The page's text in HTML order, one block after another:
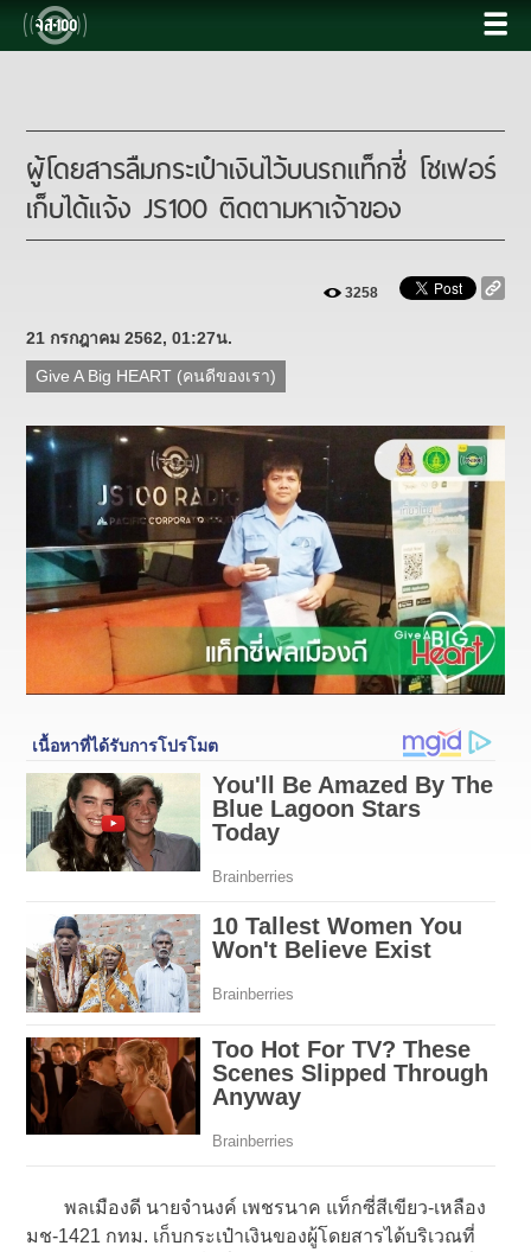
ผู้โดยสารลืมกระเป๋าเงินไว้บนรถแท็กซี่ โชเฟอร์
เก็บได้แจ้ง JS100 ติดตามหาเจ้าของ
3258
21 กรกฎาคม 2562, 01:27น.
Give A Big HEART (คนดีของเรา)
พลเมืองดี นายจำนงค์ เพชรนาค แท็กซี่สีเขียว-เหลือง
มช-1421 กทม. เก็บกระเป๋าเงินของผู้โดยสารได้บริเวณที่